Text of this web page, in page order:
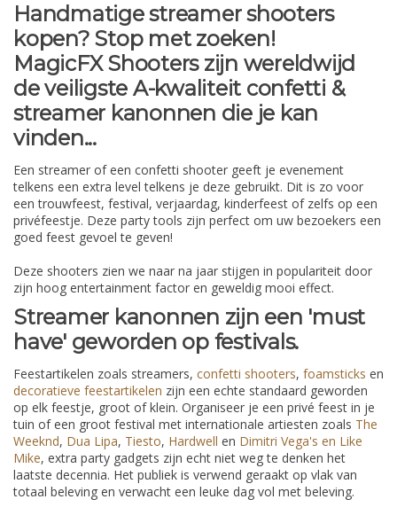
Handmatige streamer shooters
kopen? Stop met zoeken!
MagicFX Shooters zijn wereldwijd
de veiligste A-kwaliteit confetti &
streamer kanonnen die je kan
vinden...
Een streamer of een confetti shooter geeft je evenement
telkens een extra level telkens je deze gebruikt. Dit is zo voor
een trouwfeest, festival, verjaardag, kinderfeest of zelfs op een
privéfeestje. Deze party tools zijn perfect om uw bezoekers een
goed feest gevoel te geven!
Deze shooters zien we naar na jaar stijgen in populariteit door
zijn hoog entertainment factor en geweldig mooi effect.
Streamer kanonnen zijn een 'must
have' geworden op festivals.
Feestartikelen zoals streamers, confetti shooters, foamsticks en
decoratieve feestartikelen zijn een echte standaard geworden
op elk feestje, groot of klein. Organiseer je een privé feest in je
tuin of een groot festival met internationale artiesten zoals The
Weeknd, Dua Lipa, Tiesto, Hardwell en Dimitri Vega's en Like
Mike, extra party gadgets zijn echt niet weg te denken het
laatste decennia. Het publiek is verwend geraakt op vlak van
totaal beleving en verwacht een leuke dag vol met beleving.